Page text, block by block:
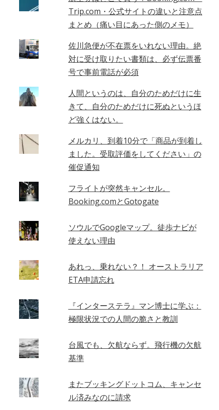
Trip.com・公式サイトの違いと注意点
まとめ（痛い目にあった側のメモ）
佐川急便が不在票をいれない理由。絶
対に受け取りたい書類は、必ず伝票番
号で事前電話が必須
人間というのは、自分のためだけに生
きて、自分のためだけに死ぬというほ
ど強くはない。
メルカリ、到着10分で「商品が到着し
ました。受取評価をしてください」の
催促通知
フライトが突然キャンセル。
Booking.comとGotogate
ソウルでGoogleマップ。徒歩ナビが
使えない理由
あれっ、乗れない？！ オーストラリア
ETA申請忘れ
『インターステラ』マン博士に学ぶ：
極限状況での人間の脆さと教訓
台風でも、欠航ならず。飛行機の欠航
基準
またブッキングドットコム、キャンセ
ル済みなのに請求